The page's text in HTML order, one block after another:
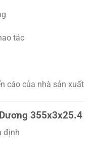
tác
cáo của nhà sản xuất
355x3x25.4
định